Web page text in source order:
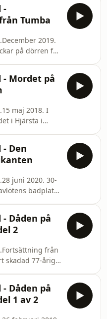
annan kollega.
över hela
bli det fall som
Polisen fick
hur mördaren
beskrivning av
förvandlas från
frustrerad
-
Tumba
2019.
på dörren för
åriga Jörgen.
som
sig
De hittar
för
och en
olika platser i
- Mordet på
maj 2018. I
i Hjärsta i
polisen. Efter
en kropp i
Lena
riktas mot en
relation med,
friades i
sedan i
som
- Den
juni 2020. 30-
badplats
överkropp,
toppluva får
överfaller
henne.
fall som
i Efterlyst
börjar ana
Dåden på
2
från
skadad 77-årig
i
sig spela en
Dåden på
1 av 2